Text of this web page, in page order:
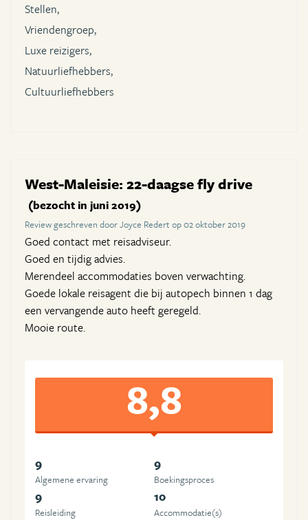
Stellen,
Vriendengroep,
Luxe reizigers,
Natuurliefhebbers,
Cultuurliefhebbers
West-Maleisie: 22-daagse fly drive
(bezocht in juni 2019)
Review geschreven door Joyce Redert op 02 oktober 2019
Goed contact met reisadviseur.
Goed en tijdig advies.
Merendeel accommodaties boven verwachting.
Goede lokale reisagent die bij autopech binnen 1 dag
een vervangende auto heeft geregeld.
Mooie route.
8,8
9
Algemene ervaring
9
Boekingsproces
9
Reisleiding
10
Accommodatie(s)